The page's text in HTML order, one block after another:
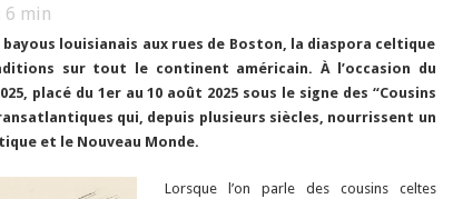
6 min
bayous louisianais aux rues de Boston, la diaspora celtique
sur tout le continent américain. À l’occasion du
placé du 1er au 10 août 2025 sous le signe des “Cousins
qui, depuis plusieurs siècles, nourrissent un
et le Nouveau Monde.
Lorsque l’on parle des cousins celtes